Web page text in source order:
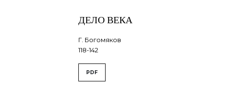
ДЕЛО ВЕКА
Г. Богомяков
118-142
PDF